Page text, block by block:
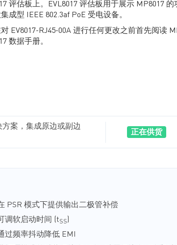
评估板上。EVL8017 评估板用于展示 MP8017
成型 IEEE 802.3af PoE 受电设备。
EV8017-RJ45-00A 进行任何更改之前首先阅读
数据手册。
方案，集成原边或副边
正在供货
PSR 模式下提供输出二极管补偿
调软启动时间 (tSS)
过频率抖动降低 EMI